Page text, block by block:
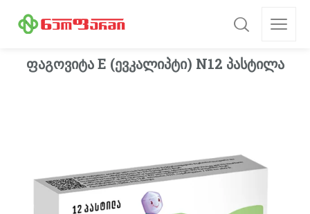
ფაგოვიტა E (ევკალიპტი) N12 პასტილა